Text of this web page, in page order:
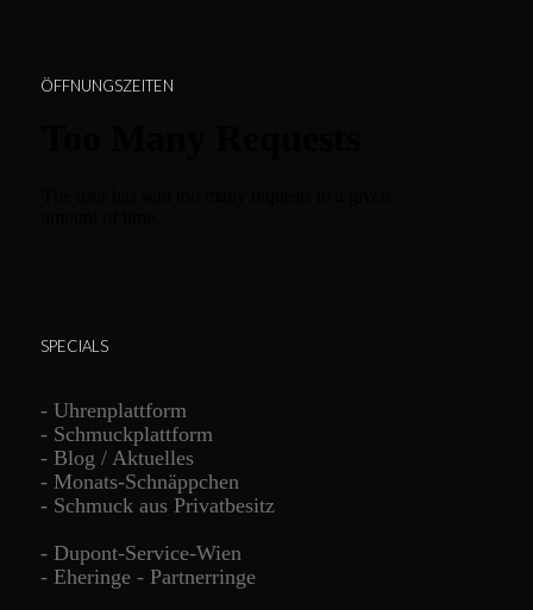
ÖFFNUNGSZEITEN
SPECIALS
- Uhrenplattform
- Schmuckplattform
- Blog / Aktuelles
- Monats-Schnäppchen
- Schmuck aus Privatbesitz
- Dupont-Service-Wien
- Eheringe - Partnerringe